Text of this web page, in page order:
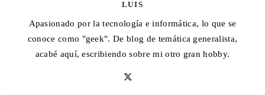
LUIS
Apasionado por la tecnología e informática, lo que se
conoce como "geek". De blog de temática generalista,
acabé aquí, escribiendo sobre mi otro gran hobby.